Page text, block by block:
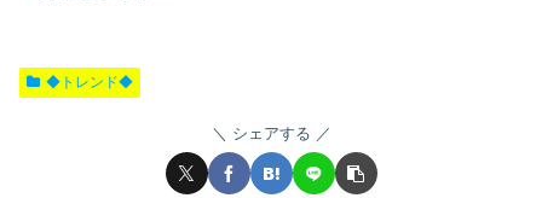
◆トレンド◆
シェアする